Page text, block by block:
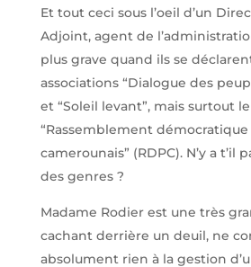
Et tout ceci sous l’oeil d’un
Adjoint, agent de
plus grave quand ils se
associations “Dialogue des
et “Soleil levant”, mais surtout
“Rassemblement
camerounais” (RDPC). N’y a t’il
des genres ?
Madame Rodier est une très
cachant derrière un deuil, ne
absolument rien à la gestion